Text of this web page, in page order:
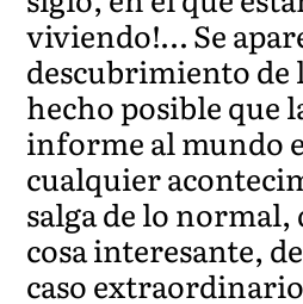
viviendo!… Se
descubrimiento de
hecho posible que
informe al mundo
cualquier
salga de lo
cosa interesante,
caso